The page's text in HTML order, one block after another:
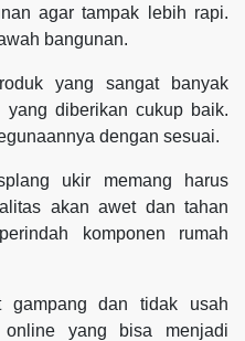
agar tampak lebih rapi.
bangunan.
yang sangat banyak
yang diberikan cukup baik.
dengan sesuai.
ukir memang harus
akan awet dan tahan
komponen rumah
gampang dan tidak usah
yang bisa menjadi